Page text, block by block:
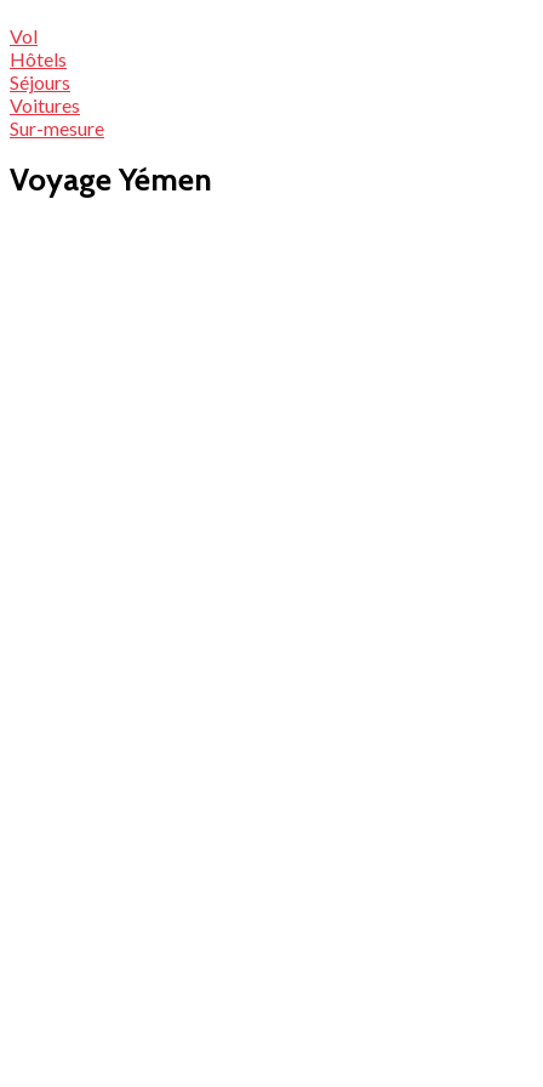
Vol
Hôtels
Séjours
Voitures
Sur-mesure
Voyage Yémen